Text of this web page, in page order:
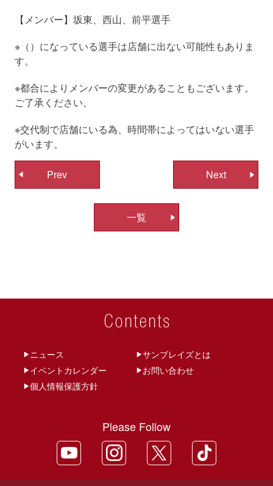
【メンバー】坂東、西山、前平選手
※（）になっている選手は店舗に出ない可能性もありま
す。
※都合によりメンバーの変更があることもございます。
ご了承ください。
※交代制で店舗にいる為、時間帯によってはいない選手
がいます。
投
稿
Prev Next
一覧
ニュース
サンブレイズとは
イベントカレンダー
お問い合わせ
個人情報保護方針
Please Follow